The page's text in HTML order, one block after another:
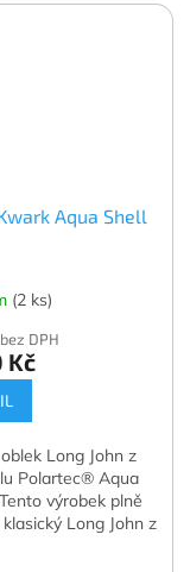
Aqua Shell
(2 ks)
DPH
Kč
Long John z
Polartec® Aqua
výrobek plně
Long John z